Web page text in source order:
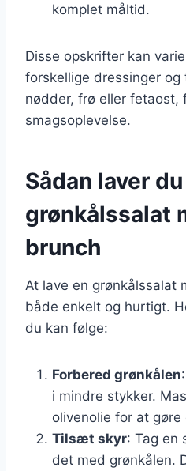
komplet måltid.
Disse opskrifter kan
forskellige dressinger og
nødder, frø eller fetaost,
smagsoplevelse.
Sådan laver du
grønkålssalat
brunch
At lave en grønkålssalat
både enkelt og hurtigt.
du kan følge:
Forbered grønkålen
i mindre stykker.
olivenolie for at gøre
Tilsæt skyr: Tag en
det med grønkålen.